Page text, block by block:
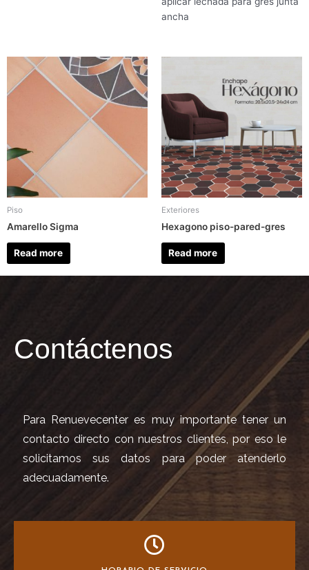
ancha
Piso
Amarello Sigma
Read more
Exteriores
Hexagono piso-pared-gres
Read more
Contáctenos
Para Renuevecenter es muy importante tener un
contacto directo con nuestros clientes, por eso le
solicitamos sus datos para poder atenderlo
adecuadamente.